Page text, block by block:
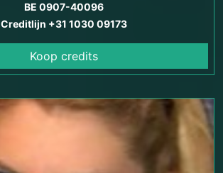
BE 0907-40096
Creditlijn +31 1030 09173
Koop credits